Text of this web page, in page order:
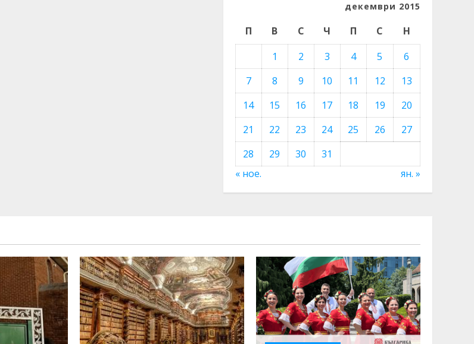
декември 2015
П В С Ч П С
Н
1
2 3 4 5
6
7
8 9 10 11 12
13
14
15 16 17 18 19
20
21
22 23 24 25 26
27
28
29 30
31
« ное.
ян. »